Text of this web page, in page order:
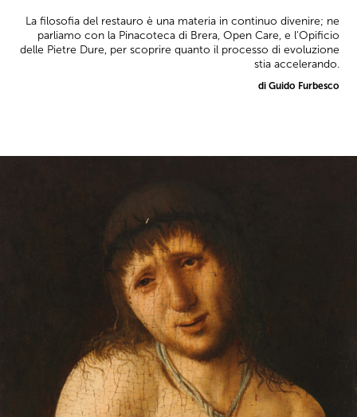
La filosofia del restauro è una materia in continuo divenire; ne
parliamo con la Pinacoteca di Brera, Open Care, e l'Opificio
delle Pietre Dure, per scoprire quanto il processo di evoluzione
stia accelerando.
di Guido Furbesco